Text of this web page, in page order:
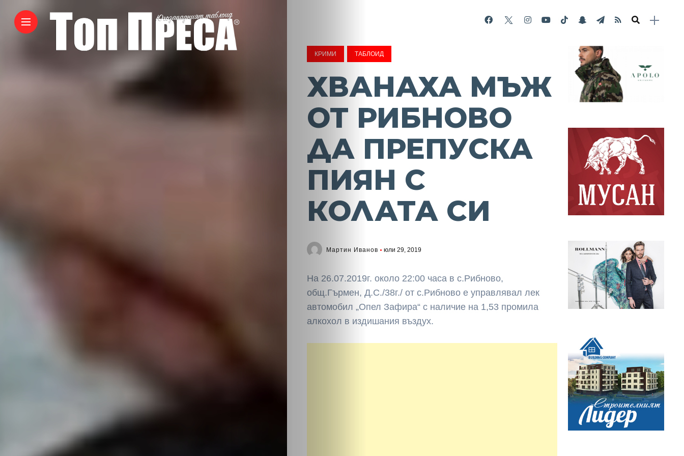
КРИМИ ТАБЛОИД
ХВАНАХА МЪЖ
ОТ РИБНОВО
ДА ПРЕПУСКА
ПИЯН С
КОЛАТА СИ
Мартин Иванов юли 29, 2019
На 26.07.2019г. около 22:00 часа в с.Рибново,
общ.Гърмен, Д.С./38г./ от с.Рибново е управлявал лек
автомобил „Опел Зафира“ с наличие на 1,53 промила
алкохол в издишания въздух.